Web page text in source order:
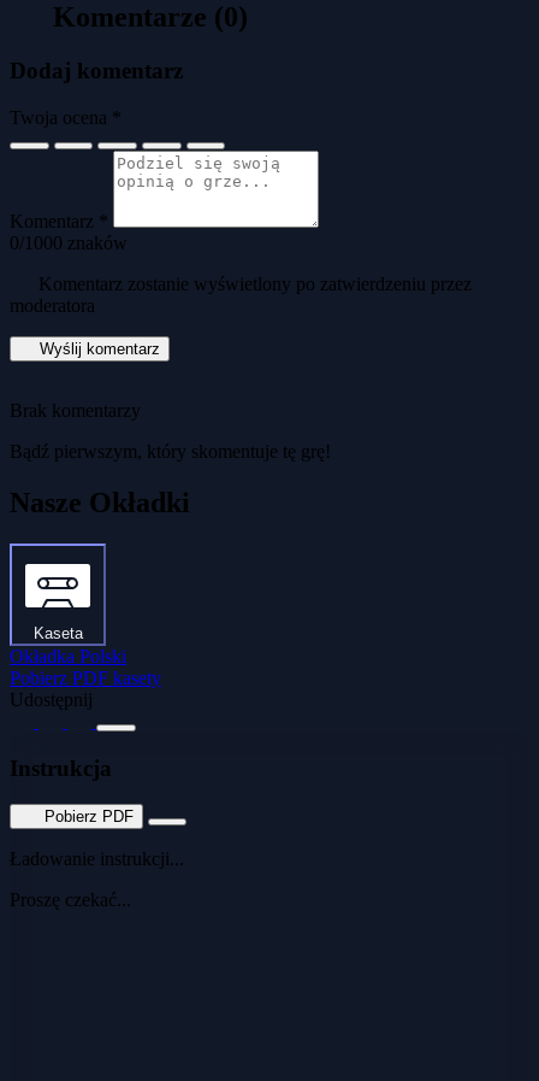
Komentarze (0)
Dodaj komentarz
Twoja ocena *
Komentarz *
0/1000 znaków
Komentarz zostanie wyświetlony po zatwierdzeniu przez
moderatora
Wyślij komentarz
Brak komentarzy
Bądź pierwszym, który skomentuje tę grę!
Nasze Okładki
Kaseta
Okładka Polski
Pobierz PDF kasety
Udostępnij
Instrukcja
Pobierz PDF
Ładowanie instrukcji...
Proszę czekać...